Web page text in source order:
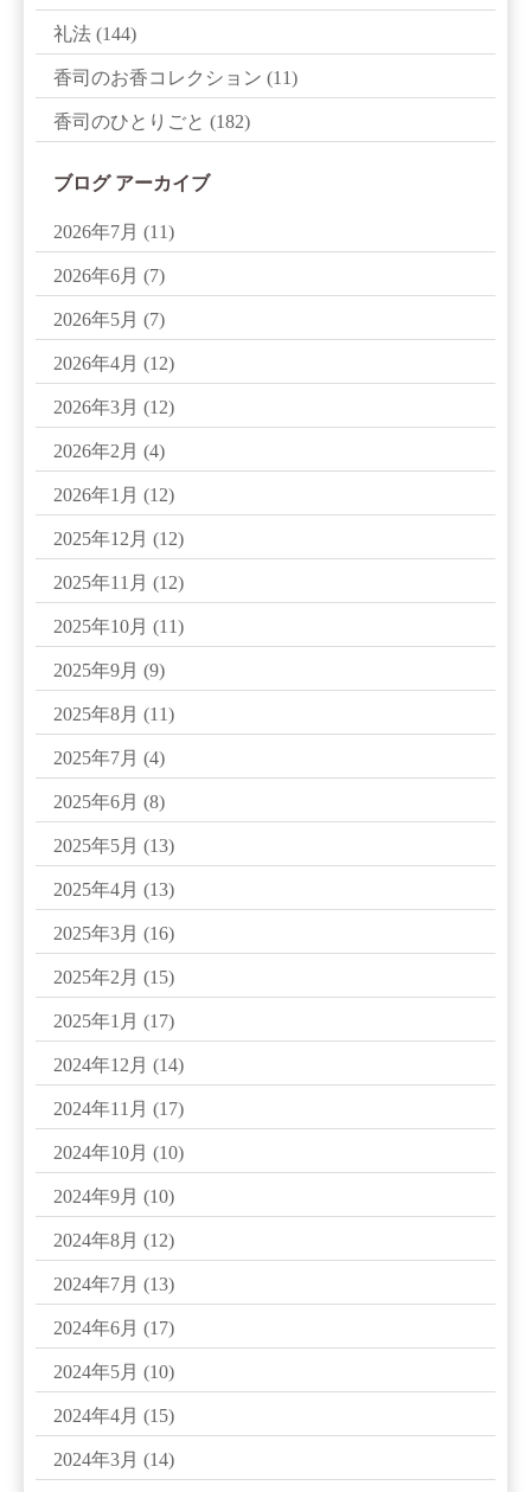
礼法 (144)
香司のお香コレクション (11)
香司のひとりごと (182)
ブログ アーカイブ
2026年7月 (11)
2026年6月 (7)
2026年5月 (7)
2026年4月 (12)
2026年3月 (12)
2026年2月 (4)
2026年1月 (12)
2025年12月 (12)
2025年11月 (12)
2025年10月 (11)
2025年9月 (9)
2025年8月 (11)
2025年7月 (4)
2025年6月 (8)
2025年5月 (13)
2025年4月 (13)
2025年3月 (16)
2025年2月 (15)
2025年1月 (17)
2024年12月 (14)
2024年11月 (17)
2024年10月 (10)
2024年9月 (10)
2024年8月 (12)
2024年7月 (13)
2024年6月 (17)
2024年5月 (10)
2024年4月 (15)
2024年3月 (14)